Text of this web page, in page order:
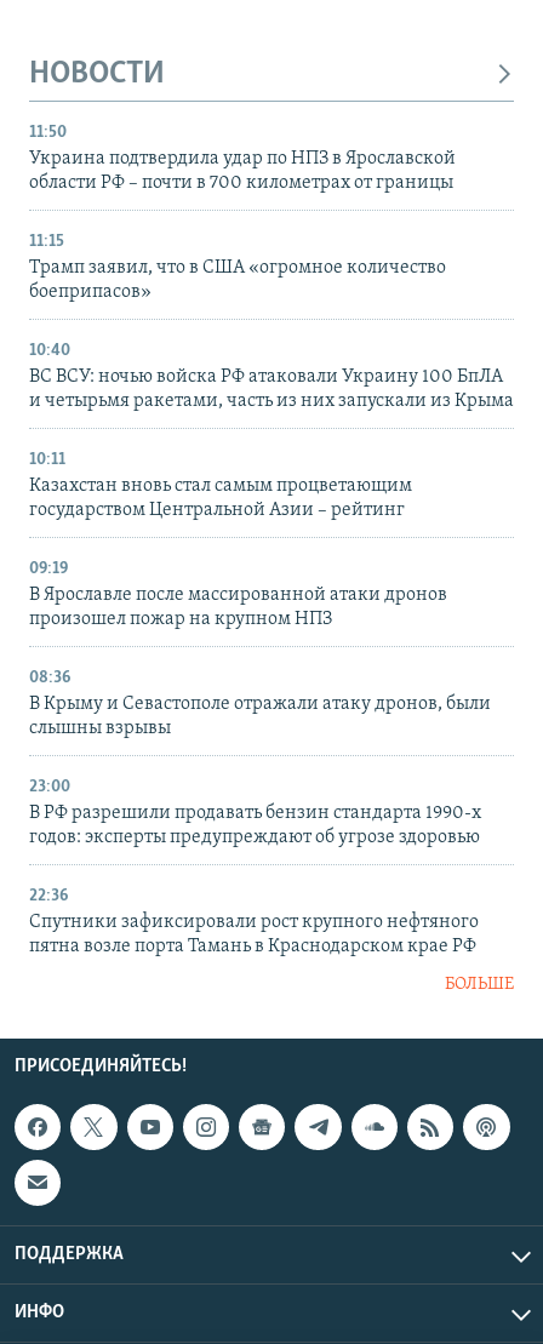
НОВОСТИ
11:50
Украина подтвердила удар по НПЗ в Ярославской
области РФ – почти в 700 километрах от границы
11:15
Трамп заявил, что в США «огромное количество
боеприпасов»
10:40
ВС ВСУ: ночью войска РФ атаковали Украину 100 БпЛА
и четырьмя ракетами, часть из них запускали из Крыма
10:11
Казахстан вновь стал самым процветающим
государством Центральной Азии – рейтинг
09:19
В Ярославле после массированной атаки дронов
произошел пожар на крупном НПЗ
08:36
В Крыму и Севастополе отражали атаку дронов, были
слышны взрывы
23:00
В РФ разрешили продавать бензин стандарта 1990-х
годов: эксперты предупреждают об угрозе здоровью
22:36
Спутники зафиксировали рост крупного нефтяного
пятна возле порта Тамань в Краснодарском крае РФ
БОЛЬШЕ
ПРИСОЕДИНЯЙТЕСЬ!
ПОДДЕРЖКА
ИНФО